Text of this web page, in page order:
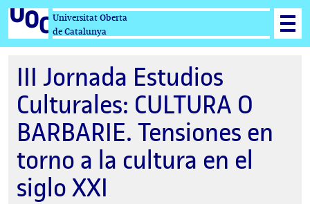
Universitat Oberta
de Catalunya
III Jornada Estudios
Culturales: CULTURA O
BARBARIE. Tensiones en
torno a la cultura en el
siglo XXI